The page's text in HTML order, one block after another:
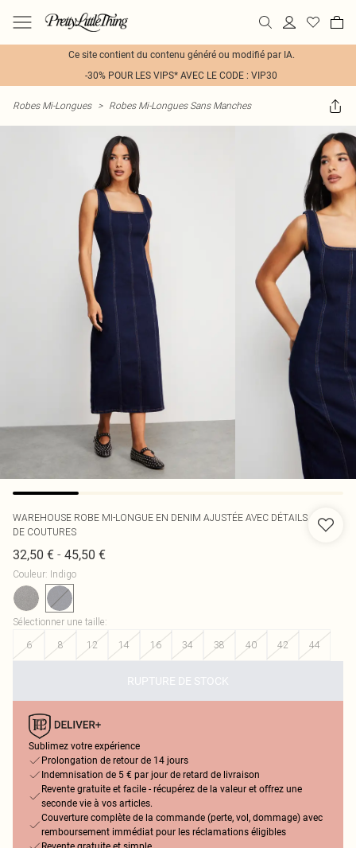
Ce site contient du contenu généré ou modifié par IA.
-30% POUR LES VIPS* AVEC LE CODE : VIP30
Robes Mi-Longues > Robes Mi-Longues Sans Manches
WAREHOUSE ROBE MI-LONGUE EN DENIM AJUSTÉE AVEC DÉTAILS
DE COUTURES
32,50 € - 45,50 €
Couleur: Indigo
Sélectionner une taille:
6
8 12 14 16 34 38 40 42 44
RUPTURE DE STOCK
Sublimez votre expérience
Prolongation de retour de 14 jours
Indemnisation de 5 € par jour de retard de livraison
Revente gratuite et facile - récupérez de la valeur et offrez une
seconde vie à vos articles.
Couverture complète de la commande (perte, vol, dommage) avec
remboursement immédiat pour les réclamations éligibles